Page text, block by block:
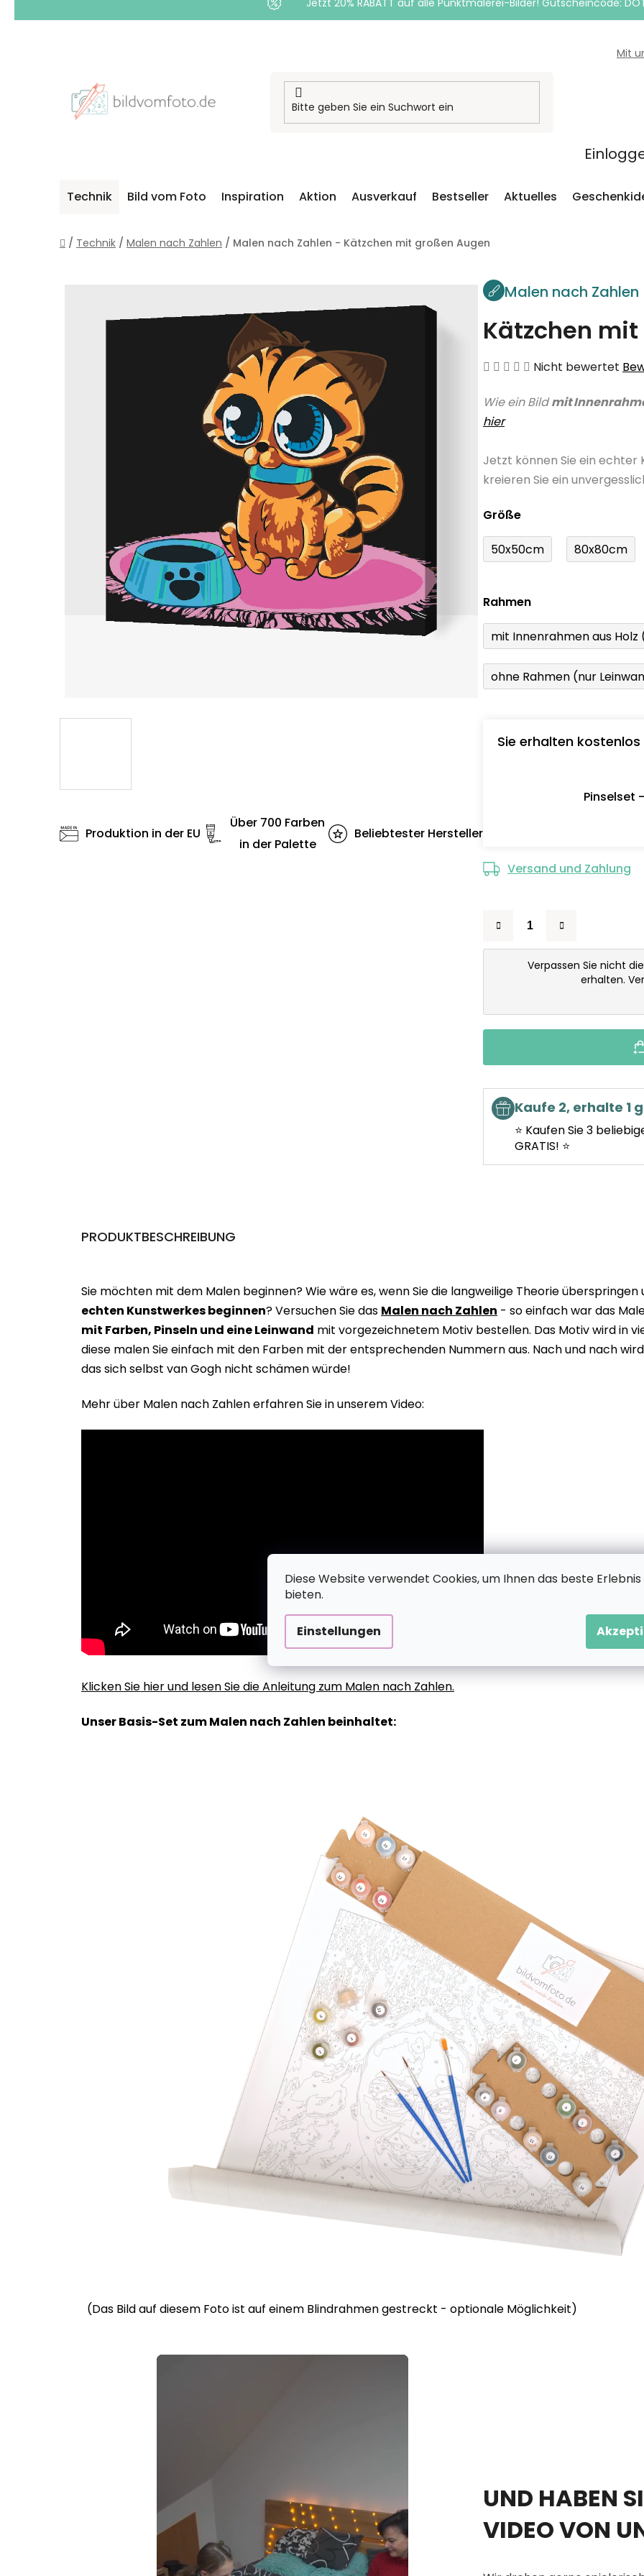
Diese Website verwendet Cookies, um Ihnen das beste Erlebnis
bieten.
Einstellungen
Jetzt 20% RABATT auf alle Punktmalerei-Bilder! Gutscheincode:
Mit
Technik Bild vom Foto Inspiration Aktion Ausverkauf Bestseller Aktuelles
Startseite
/ Technik / Malen nach Zahlen / Malen nach Zahlen - Kätzchen mit großen Augen
Malen nach Zahlen
Kätzchen
Die
Produktbewertung
von
5
Nicht bewertet
Wie ein Bildmit
hier
Jetzt können Sie ein echter
kreieren Sie ein
Größe
50x50cm 80x80cm
Rahmen
mit Innenrahmen aus
ohne Rahmen (nur
Sie erhalten kostenlos
Pinselset
Versand und Zahlung
Verpassen Sie nicht
erhalten.
Kaufe 2, erhalte 1
⭐ Kaufen Sie 3
GRATIS! ⭐
Produktion in der EU
Über 700 Farben
in der Palette
Beliebtester Hersteller
PRODUKTBESCHREIBUNG
Sie möchten mit dem Malen beginnen? Wie wäre es, wenn Sie die langweilige Theorie überspringen
echten Kunstwerkes beginnen? Versuchen Sie das Malen nach Zahlen - so einfach war das
mit Farben, Pinseln und eine Leinwand mit vorgezeichnetem Motiv bestellen. Das Motiv wird in
diese malen Sie einfach mit den Farben mit der entsprechenden Nummern aus. Nach und nach
das sich selbst van Gogh nicht schämen würde!
Mehr über Malen nach Zahlen erfahren Sie in unserem Video:
Klicken Sie hier und lesen Sie die Anleitung zum Malen nach Zahlen.
Unser Basis-Set zum Malen nach Zahlen beinhaltet:
(Das Bild auf diesem Foto ist auf einem Blindrahmen gestreckt - optionale Möglichkeit)
UND HABEN
VIDEO VON